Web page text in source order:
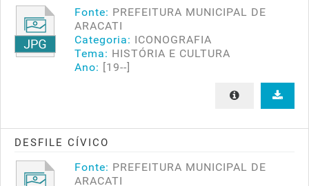
Fonte: PREFEITURA MUNICIPAL DE
ARACATI
Categoria: ICONOGRAFIA
Tema: HISTÓRIA E CULTURA
Ano: [19--]
DESFILE CÍVICO
Fonte: PREFEITURA MUNICIPAL DE
ARACATI